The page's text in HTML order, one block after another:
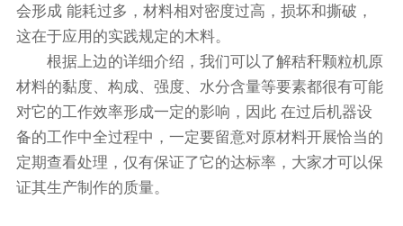
会形成 能耗过多，材料相对密度过高，损坏和撕破，
这在于应用的实践规定的木料。
根据上边的详细介绍，我们可以了解秸秆颗粒机原
材料的黏度、构成、强度、水分含量等要素都很有可能
对它的工作效率形成一定的影响，因此 在过后机器设
备的工作中全过程中，一定要留意对原材料开展恰当的
定期查看处理，仅有保证了它的达标率，大家才可以保
证其生产制作的质量。